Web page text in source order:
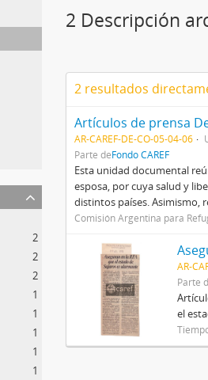
2
2
2
1
1
1
1
1
2 Descripción
2 resultados
Artículos de prensa
AR-CAREF-DE-CO-05-04-06
Parte deFondo CAREF
Esta unidad documental
esposa, por cuya salud y
distintos países. Asimismo,
Comisión Argentina para
AR-
Parte
el